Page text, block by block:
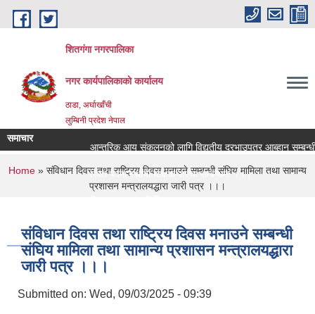
Skip to main content
शितगंगा नगरपालिका
नगर कार्यपालिकाकाे कार्यालय
ठाडा, अर्घाखाँची
लुम्बिनी प्रदेश नेपाल
समाचार
आन्तरिक आय संकलनको लागि विद्युतीय दरभाउपत्र आब्हान
रिक्त पदमा स्थायी शिक्षक सरुवा सम्बन्धमा ।।।
You are here
Home » संविधान दिवस तथा राष्ट्रिय दिवस मनाउने सम्बन्धी संघिय मामिला तथा सामान्य
प्रशासन मन्त्रालयद्धारा जारी पत्र ।।।
संविधान दिवस तथा राष्ट्रिय दिवस मनाउने सम्बन्धी
संघिय मामिला तथा सामान्य प्रशासन मन्त्रालयद्धारा
जारी पत्र ।।।
Submitted on: Wed, 09/03/2025 - 09:39